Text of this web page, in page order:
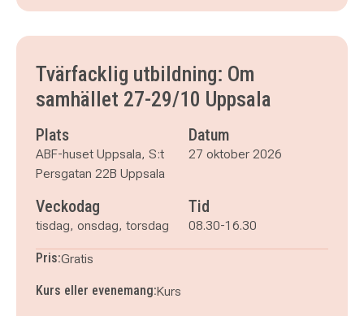
torsdag 29 oktober 2026
klockan 08.30–16.30
Tvärfacklig utbildning: Om
samhället 27-29/10 Uppsala
Plats
ABF-huset Uppsala, S:t
Persgatan 22B Uppsala
Datum
27 oktober 2026
Veckodag
tisdag, onsdag, torsdag
Tid
08.30-16.30
Pris:Gratis
Kurs eller evenemang:Kurs